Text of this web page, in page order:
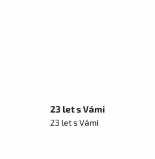
23 let s Vámi
23 let s Vámi